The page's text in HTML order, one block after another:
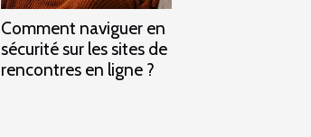
Comment naviguer en
sécurité sur les sites de
rencontres en ligne ?